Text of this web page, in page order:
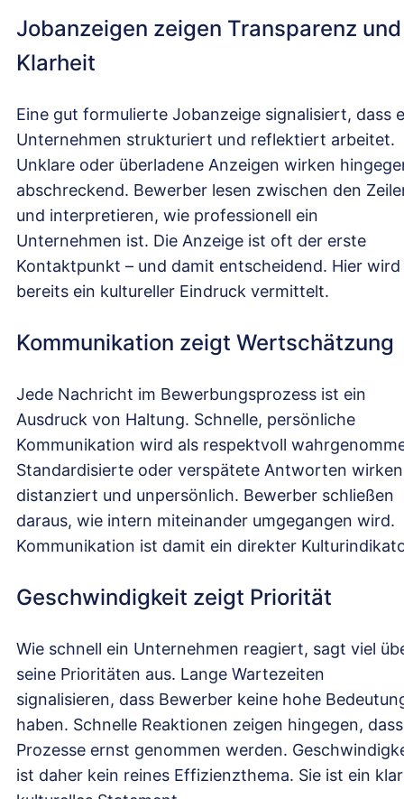
Jobanzeigen zeigen Transparenz und
Klarheit
Eine gut formulierte Jobanzeige signalisiert, dass
Unternehmen strukturiert und reflektiert arbeitet.
Unklare oder überladene Anzeigen wirken
abschreckend. Bewerber lesen zwischen den
und interpretieren, wie professionell ein
Unternehmen ist. Die Anzeige ist oft der erste
Kontaktpunkt – und damit entscheidend. Hier wird
bereits ein kultureller Eindruck vermittelt.
Kommunikation zeigt Wertschätzung
Jede Nachricht im Bewerbungsprozess ist ein
Ausdruck von Haltung. Schnelle, persönliche
Kommunikation wird als respektvoll
Standardisierte oder verspätete Antworten wirken
distanziert und unpersönlich. Bewerber schließen
daraus, wie intern miteinander umgegangen wird.
Kommunikation ist damit ein direkter
Geschwindigkeit zeigt Priorität
Wie schnell ein Unternehmen reagiert, sagt viel
seine Prioritäten aus. Lange Wartezeiten
signalisieren, dass Bewerber keine hohe
haben. Schnelle Reaktionen zeigen hingegen, dass
Prozesse ernst genommen werden.
ist daher kein reines Effizienzthema. Sie ist ein